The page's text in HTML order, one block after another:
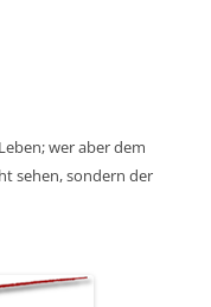
wer aber dem
sehen, sondern der